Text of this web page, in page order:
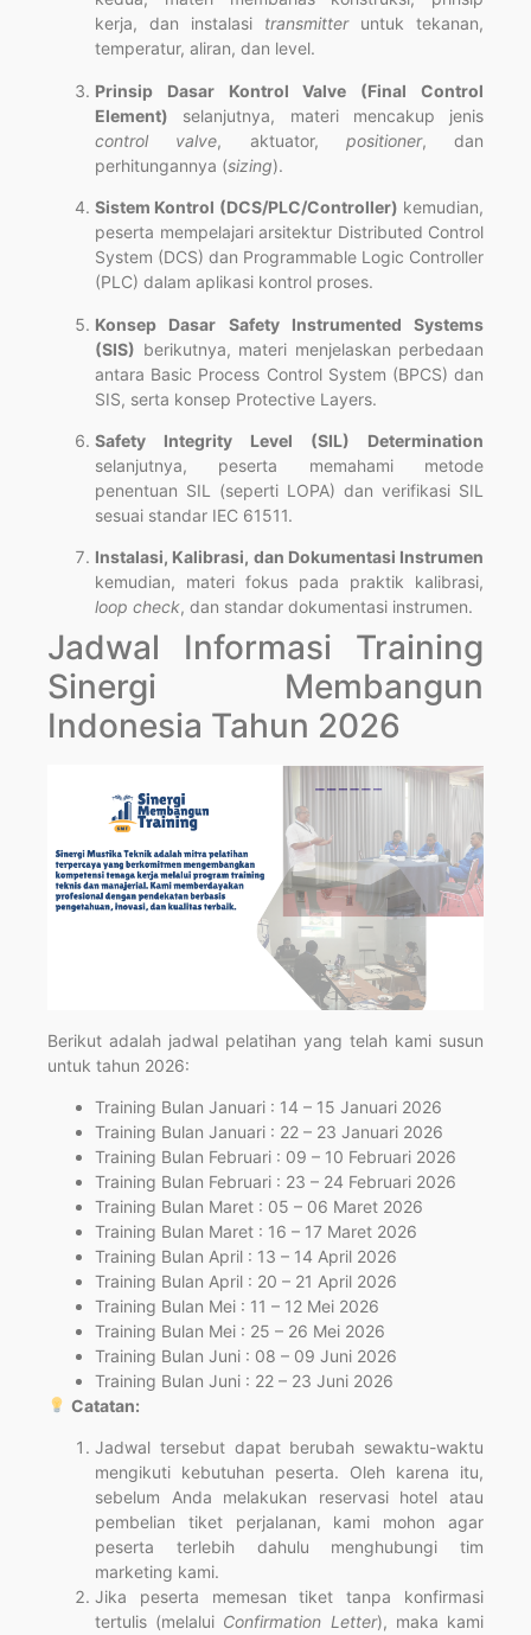
kerja, dan instalasi transmitteruntuk tekanan,
temperatur, aliran, dan level.
Prinsip Dasar Kontrol Valve (Final Control
Element) selanjutnya, materi mencakup jenis
control valve, aktuator, positioner, dan
perhitungannya (sizing).
Sistem Kontrol (DCS/PLC/Controller) kemudian,
peserta mempelajari arsitektur Distributed Control
System (DCS) dan Programmable Logic Controller
(PLC) dalam aplikasi kontrol proses.
Konsep Dasar Safety Instrumented Systems
(SIS) berikutnya, materi menjelaskan perbedaan
antara Basic Process Control System (BPCS) dan
SIS, serta konsep Protective Layers.
Safety Integrity Level (SIL) Determination
selanjutnya, peserta memahami metode
penentuan SIL (seperti LOPA) dan verifikasi SIL
sesuai standar IEC 61511.
Instalasi, Kalibrasi, dan Dokumentasi Instrumen
kemudian, materi fokus pada praktik kalibrasi,
loop check, dan standar dokumentasi instrumen.
Jadwal Informasi Training
Sinergi Membangun
Indonesia Tahun 2026
Berikut adalah jadwal pelatihan yang telah kami susun
untuk tahun 2026:
Training Bulan Januari : 14 – 15 Januari 2026
Training Bulan Januari : 22 – 23 Januari 2026
Training Bulan Februari : 09 – 10 Februari 2026
Training Bulan Februari : 23 – 24 Februari 2026
Training Bulan Maret : 05 – 06 Maret 2026
Training Bulan Maret : 16 – 17 Maret 2026
Training Bulan April : 13 – 14 April 2026
Training Bulan April : 20 – 21 April 2026
Training Bulan Mei : 11 – 12 Mei 2026
Training Bulan Mei : 25 – 26 Mei 2026
Training Bulan Juni : 08 – 09 Juni 2026
Training Bulan Juni : 22 – 23 Juni 2026
Catatan:
Jadwal tersebut dapat berubah sewaktu-waktu
mengikuti kebutuhan peserta. Oleh karena itu,
sebelum Anda melakukan reservasi hotel atau
pembelian tiket perjalanan, kami mohon agar
peserta terlebih dahulu menghubungi tim
marketing kami.
Jika peserta memesan tiket tanpa konfirmasi
tertulis (melalui Confirmation Letter), maka kami